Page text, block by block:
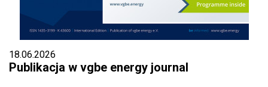
18.06.2026
Publikacja w vgbe energy journal